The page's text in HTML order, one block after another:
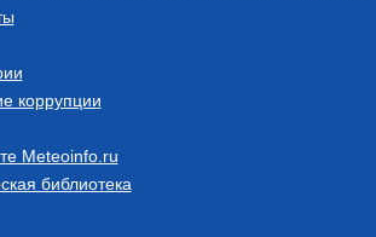
коррупции
Meteoinfo.ru
библиотека